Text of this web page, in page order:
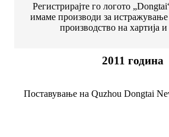
Регистрирајте го логото
имаме производи за истражување
производство на хартија
2011 година
Поставување на Quzhou Dongtai